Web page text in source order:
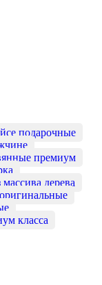
подарочные
премиум
дерева
класса